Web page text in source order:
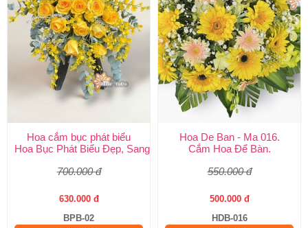
Hoa cắm bục phát biểu
Hoa Bục Phát Biểu Đẹp, Sang Trọng | Giao Nhanh TP.HCM –
700.000 đ
630.000 đ
BPB-02
Hoa De Ban - Ma 016.
Cắm Hoa Để Bàn.
550.000 đ
500.000 đ
HDB-016